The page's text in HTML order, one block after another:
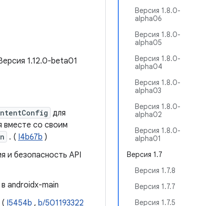
Версия 1.8.0-
alpha06
Версия 1.8.0-
alpha05
Версия 1.8.0-
alpha04
Версия 1.8.0-
alpha03
Версия 1.8.0-
alpha02
Версия 1.8.0-
alpha01
Версия 1.7
Версия 1.7.8
Версия 1.7.7
Версия 1.7.5
1.12.0-beta01
для
вместе со своим
. ( I4b67b )
и безопасность API
в androidx-main
( I5454b , b/501193322